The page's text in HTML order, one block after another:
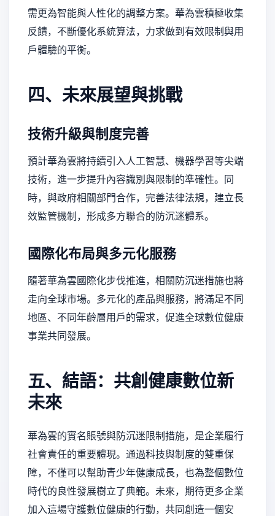
需更為智能與人性化的調整方案。華為雲積極收集
反饋，不斷優化系統算法，力求做到有效限制與用
戶體驗的平衡。
四、未來展望與挑戰
技術升級與制度完善
預計華為雲將持續引入人工智慧、機器學習等尖端
技術，進一步提升內容識別與限制的準確性。同
時，與政府相關部門合作，完善法律法規，建立長
效監管機制，形成多方聯合的防沉迷體系。
國際化布局與多元化服務
隨著華為雲國際化步伐推進，相關防沉迷措施也將
走向全球市場。多元化的產品與服務，將滿足不同
地區、不同年齡層用戶的需求，促進全球數位健康
事業共同發展。
五、結語：共創健康數位新
未來
華為雲的實名賬號與防沉迷限制措施，是企業履行
社會責任的重要體現。通過科技與制度的雙重保
障，不僅可以幫助青少年健康成長，也為整個數位
時代的良性發展樹立了典範。未來，期待更多企業
加入這場守護數位健康的行動，共同創造一個安